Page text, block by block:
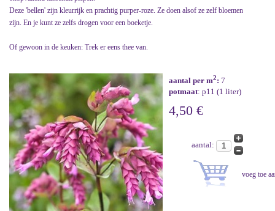
Deze 'bellen' zijn kleurrijk en prachtig purper-roze. Ze doen alsof ze zelf bloemen
zijn. En je kunt ze zelfs drogen voor een boeketje.
Of gewoon in de keuken: Trek er eens thee van.
aantal per m2: 7
potmaat: p11 (1 liter)
4,50 €
aantal: